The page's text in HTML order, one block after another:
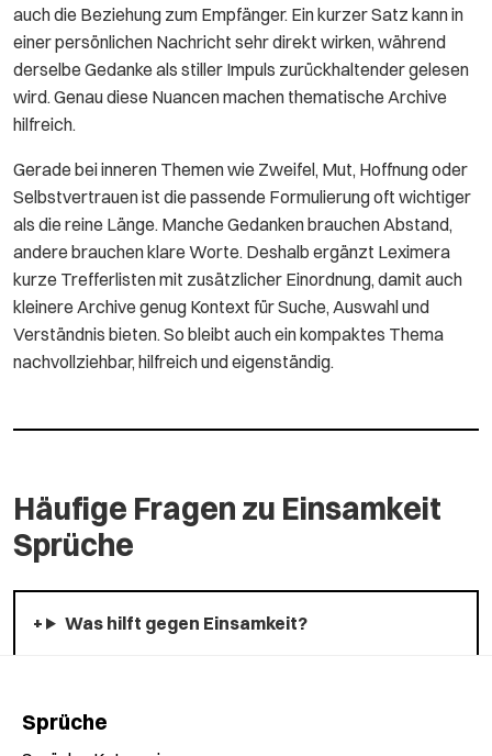
auch die Beziehung zum Empfänger. Ein kurzer Satz kann in
einer persönlichen Nachricht sehr direkt wirken, während
derselbe Gedanke als stiller Impuls zurückhaltender gelesen
wird. Genau diese Nuancen machen thematische Archive
hilfreich.
Gerade bei inneren Themen wie Zweifel, Mut, Hoffnung oder
Selbstvertrauen ist die passende Formulierung oft wichtiger
als die reine Länge. Manche Gedanken brauchen Abstand,
andere brauchen klare Worte. Deshalb ergänzt Leximera
kurze Trefferlisten mit zusätzlicher Einordnung, damit auch
kleinere Archive genug Kontext für Suche, Auswahl und
Verständnis bieten. So bleibt auch ein kompaktes Thema
nachvollziehbar, hilfreich und eigenständig.
Häufige Fragen zu Einsamkeit
Sprüche
Was hilft gegen Einsamkeit?
Sprüche